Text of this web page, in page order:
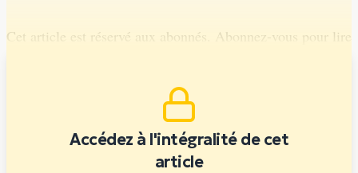
Cet article est réservé aux abonnés. Abonnez-vous pour lire
Accédez à l'intégralité de cet
article